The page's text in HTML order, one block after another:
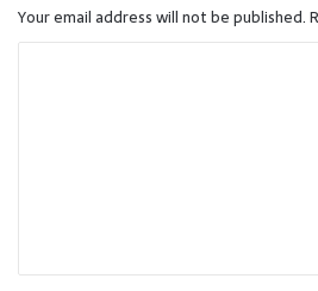
Your email address will not be published.
t